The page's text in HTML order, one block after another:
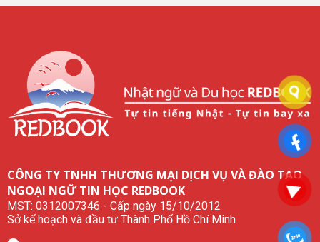
CÔNG TY TNHH THƯƠNG MẠI DỊCH VỤ VÀ ĐÀO TẠO
NGOẠI NGỮ TIN HỌC REDBOOK
MST: 0312007346 - Cấp ngày 15/10/2012
Sở kế hoạch và đầu tư Thành Phố Hồ Chí Minh